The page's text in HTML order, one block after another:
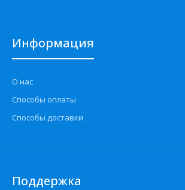
Информация
О нас
Способы оплаты
Способы доставки
Поддержка